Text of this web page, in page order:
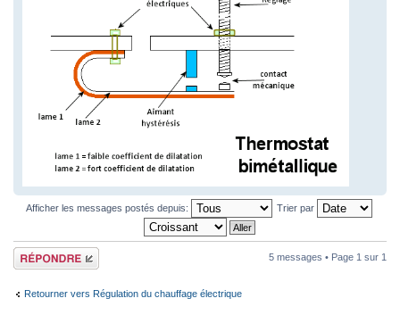
Afficher les messages postés depuis: Trier par
Répondre 5 messages • Page 1 sur 1
Retourner vers Régulation du chauffage électrique